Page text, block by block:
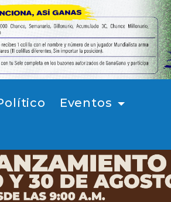
Eventos